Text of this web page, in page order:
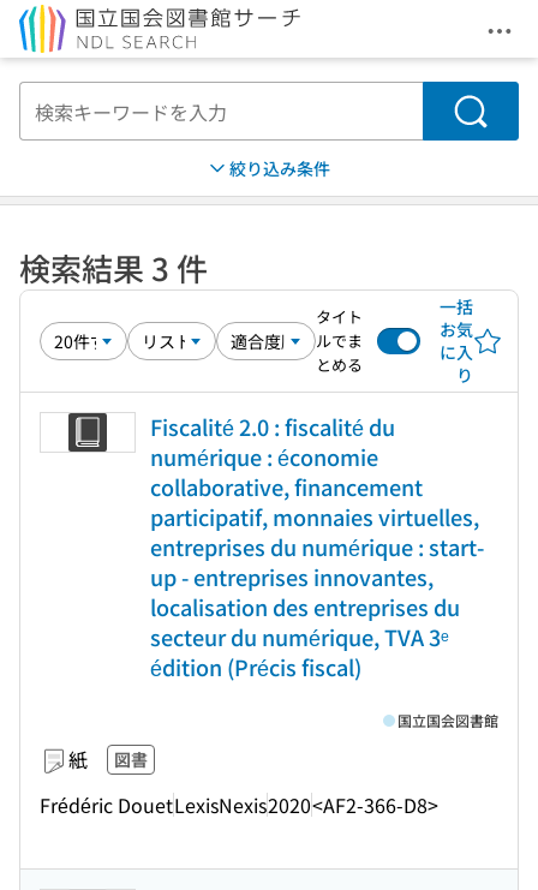
メ
検索
絞り込み条件
検索結果 3 件
タイト
ルでま
とめる
一括
お気
に入
り
Fiscalité 2.0 : fiscalité du
numérique : économie
collaborative, financement
participatif, monnaies virtuelles,
entreprises du numérique : start-
up - entreprises innovantes,
localisation des entreprises du
secteur du numérique, TVA 3ᵉ
édition (Précis fiscal)
紙 図書
Frédéric DouetLexisNexis2020<AF2-366-D8>
国立国会図書館